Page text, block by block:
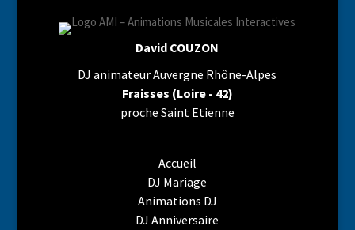
David COUZON
DJ animateur Auvergne Rhône-Alpes
Fraisses (Loire - 42)
proche Saint Etienne
Accueil
DJ Mariage
Animations DJ
DJ Anniversaire